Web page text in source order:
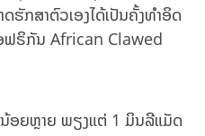
ຮັກສາຕົວເອງໄດ້ເປັນຄັ້ງທຳອິດ
ຟຣິກັນ African Clawed
ຍຫຼາຍ ພຽງແຕ່ 1 ມິນລີແມັດ